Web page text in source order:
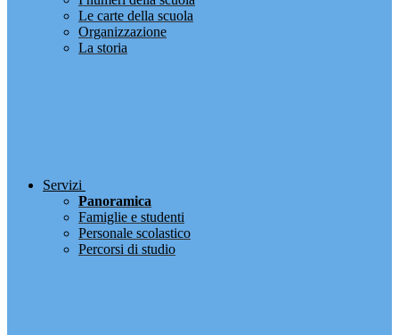
Le carte della scuola
Organizzazione
La storia
Servizi
Panoramica
Famiglie e studenti
Personale scolastico
Percorsi di studio